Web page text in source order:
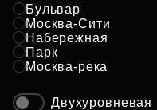
Бульвар
Москва-Сити
Набережная
Парк
Москва-река
Двухуровневая